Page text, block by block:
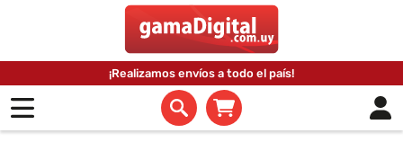
¡Realizamos envíos a todo el país!